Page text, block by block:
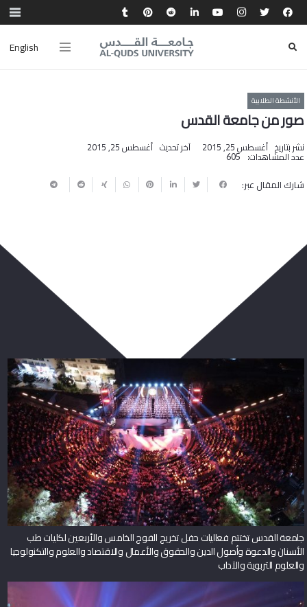
English
الأنشطة الطلابية
صور من جامعة القدس‎
نشر بتاريخ أغسطس 25, 2015 آخر تحديث أغسطس 25, 2015
عدد المشاهدات: 605
شارك المقال عبر:
جامعة القدس تختتم فعاليات حفل تخريج الفوج الخامس والأربعين لكليات طب
الأسنان والدعوة وأصول الدين والحقوق والأعمال والاقتصاد والعلوم والتكنولوجيا
والعلوم التربوية والآداب